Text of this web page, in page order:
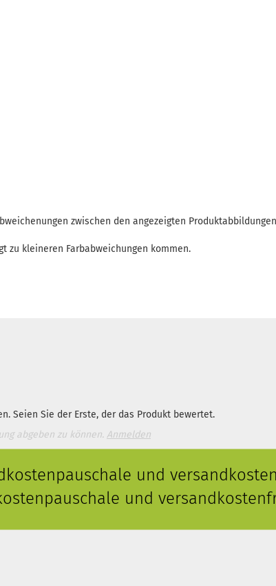
zwischen den angezeigten
zu kleineren Farbabweichungen kommen.
Seien Sie der Erste, der das Produkt bewertet.
abgeben zu können. Anmelden
und
und